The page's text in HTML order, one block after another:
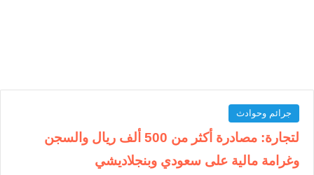
جرائم وحوادث
لتجارة: مصادرة أكثر من 500 ألف ريال والسجن
وغرامة مالية على سعودي وبنجلاديشي